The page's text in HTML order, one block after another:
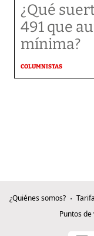
¿Qué
491 que
mínima?
COLUMNISTAS
¿Quiénes somos?
Puntos de